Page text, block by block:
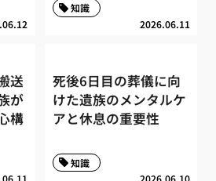
2026.06.11
知識
送
が
構
死後6日目の葬儀に向
けた遺族のメンタルケ
アと休息の重要性
知識